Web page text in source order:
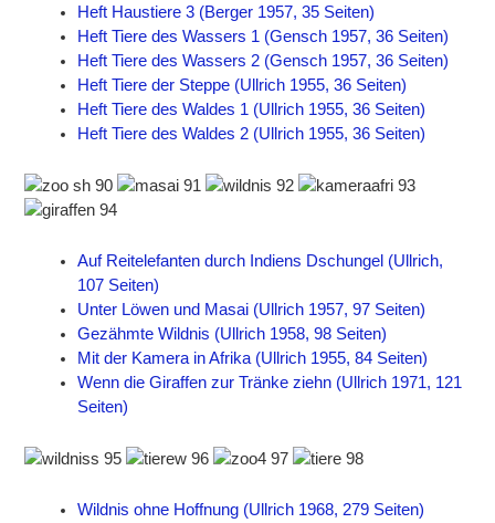
Heft Haustiere 3 (Berger 1957, 35 Seiten)
Heft Tiere des Wassers 1 (Gensch 1957, 36 Seiten)
Heft Tiere des Wassers 2 (Gensch 1957, 36 Seiten)
Heft Tiere der Steppe (Ullrich 1955, 36 Seiten)
Heft Tiere des Waldes 1 (Ullrich 1955, 36 Seiten)
Heft Tiere des Waldes 2 (Ullrich 1955, 36 Seiten)
Auf Reitelefanten durch Indiens Dschungel (Ullrich,
107 Seiten)
Unter Löwen und Masai (Ullrich 1957, 97 Seiten)
Gezähmte Wildnis (Ullrich 1958, 98 Seiten)
Mit der Kamera in Afrika (Ullrich 1955, 84 Seiten)
Wenn die Giraffen zur Tränke ziehn (Ullrich 1971, 121
Seiten)
Wildnis ohne Hoffnung (Ullrich 1968, 279 Seiten)